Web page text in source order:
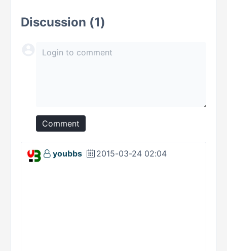
Discussion (1)
Comment
youbbs 2015-03-24 02:04